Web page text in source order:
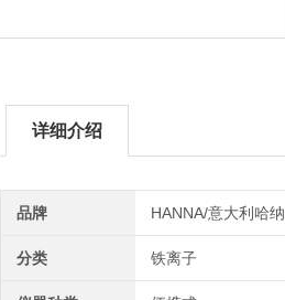
详细介绍
品牌 HANNA/意大利哈纳
分类 铁离子